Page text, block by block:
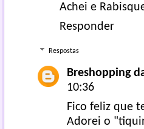
Achei e
Responder
Respostas
Breshopping
10:36
Fico feliz que
Adorei o